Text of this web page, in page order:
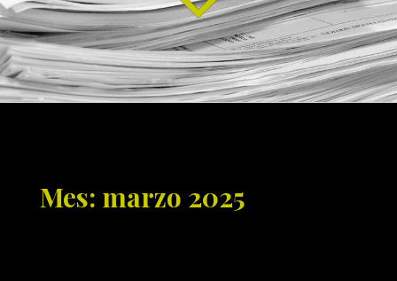
Mes: marzo 2025